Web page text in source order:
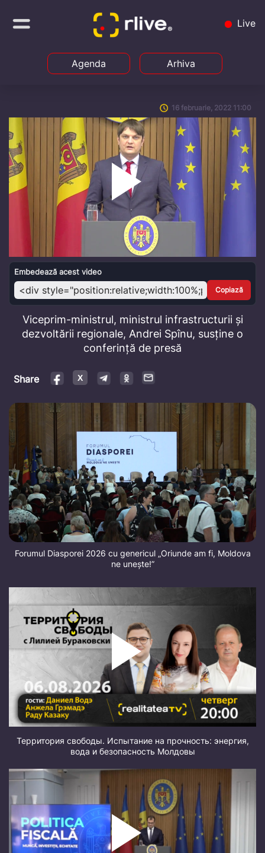
Live
Agenda Arhiva
16 februarie, 2022 11:00
Play
Video
Embedează acest video
Copiază
Viceprim-ministrul, ministrul infrastructurii și
dezvoltării regionale, Andrei Spînu, susține o
conferință de presă
Share
Forumul Diasporei 2026 cu genericul „Oriunde am fi, Moldova
ne unește!”
Территория свободы. Испытание на прочность: энергия,
вода и безопасность Молдовы